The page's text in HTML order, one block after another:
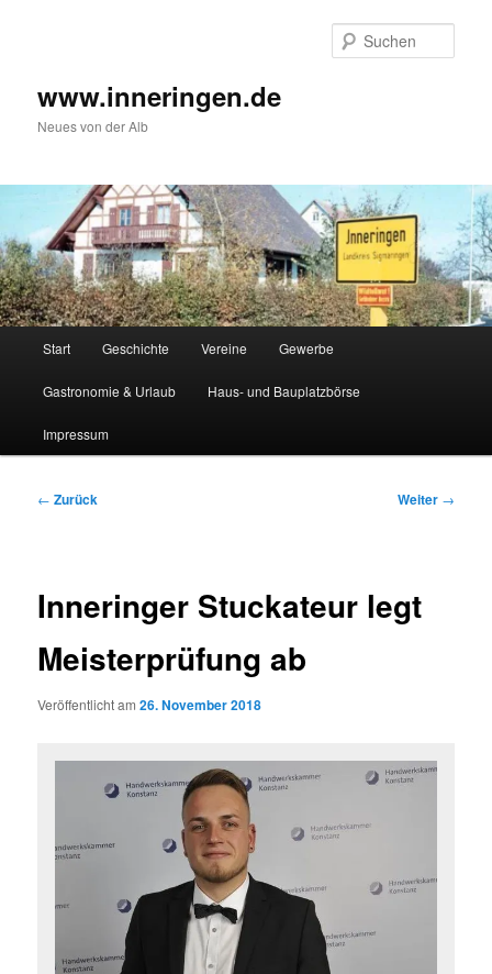
www.inneringen.de
Neues von der Alb
Start Geschichte Vereine Gewerbe
Gastronomie & Urlaub Haus- und Bauplatzbörse
Impressum
Beitragsnavigation
← Zurück Weiter →
Inneringer Stuckateur legt
Meisterprüfung ab
Veröffentlicht am26. November 2018